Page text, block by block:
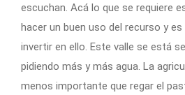
escuchan. Acá lo que se requiere
hacer un buen uso del recurso y
invertir en ello. Este valle se está
pidiendo más y más agua. La
menos importante que regar el